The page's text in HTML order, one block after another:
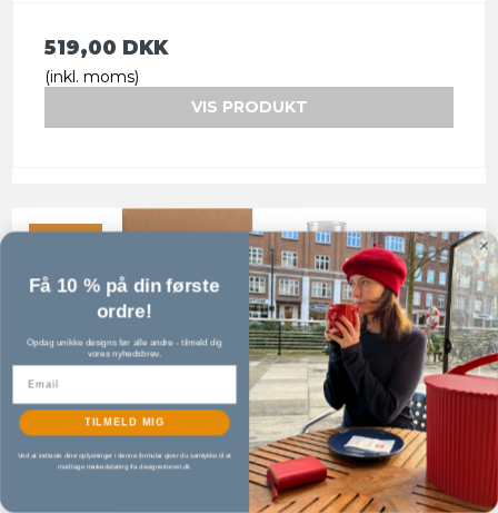
519,00 DKK
(inkl. moms)
VIS PRODUKT
Få 10 % på din første
ordre!
Opdag unikke designs før alle andre - tilmeld dig
vores nyhedsbrev.
TILMELD MIG
Ved at indtaste dine oplysninger i denne formular giver du samtykke til at
modtage markedsføring fra designertorvet.dk